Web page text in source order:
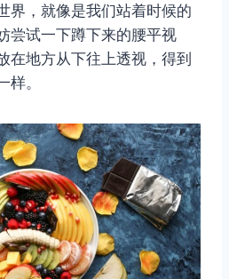
界，就像是我们站着时候的
尝试一下蹲下来的腰平视
在地方从下往上透视，得到
样。